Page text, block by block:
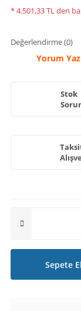
* 4.501,33 TL den
Değerlendirme (0)
Yorum Yaz
Stok
Sepete